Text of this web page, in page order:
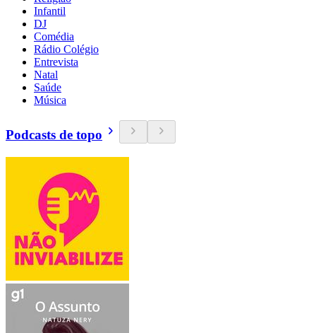
Infantil
DJ
Comédia
Rádio Colégio
Entrevista
Natal
Saúde
Música
Podcasts de topo